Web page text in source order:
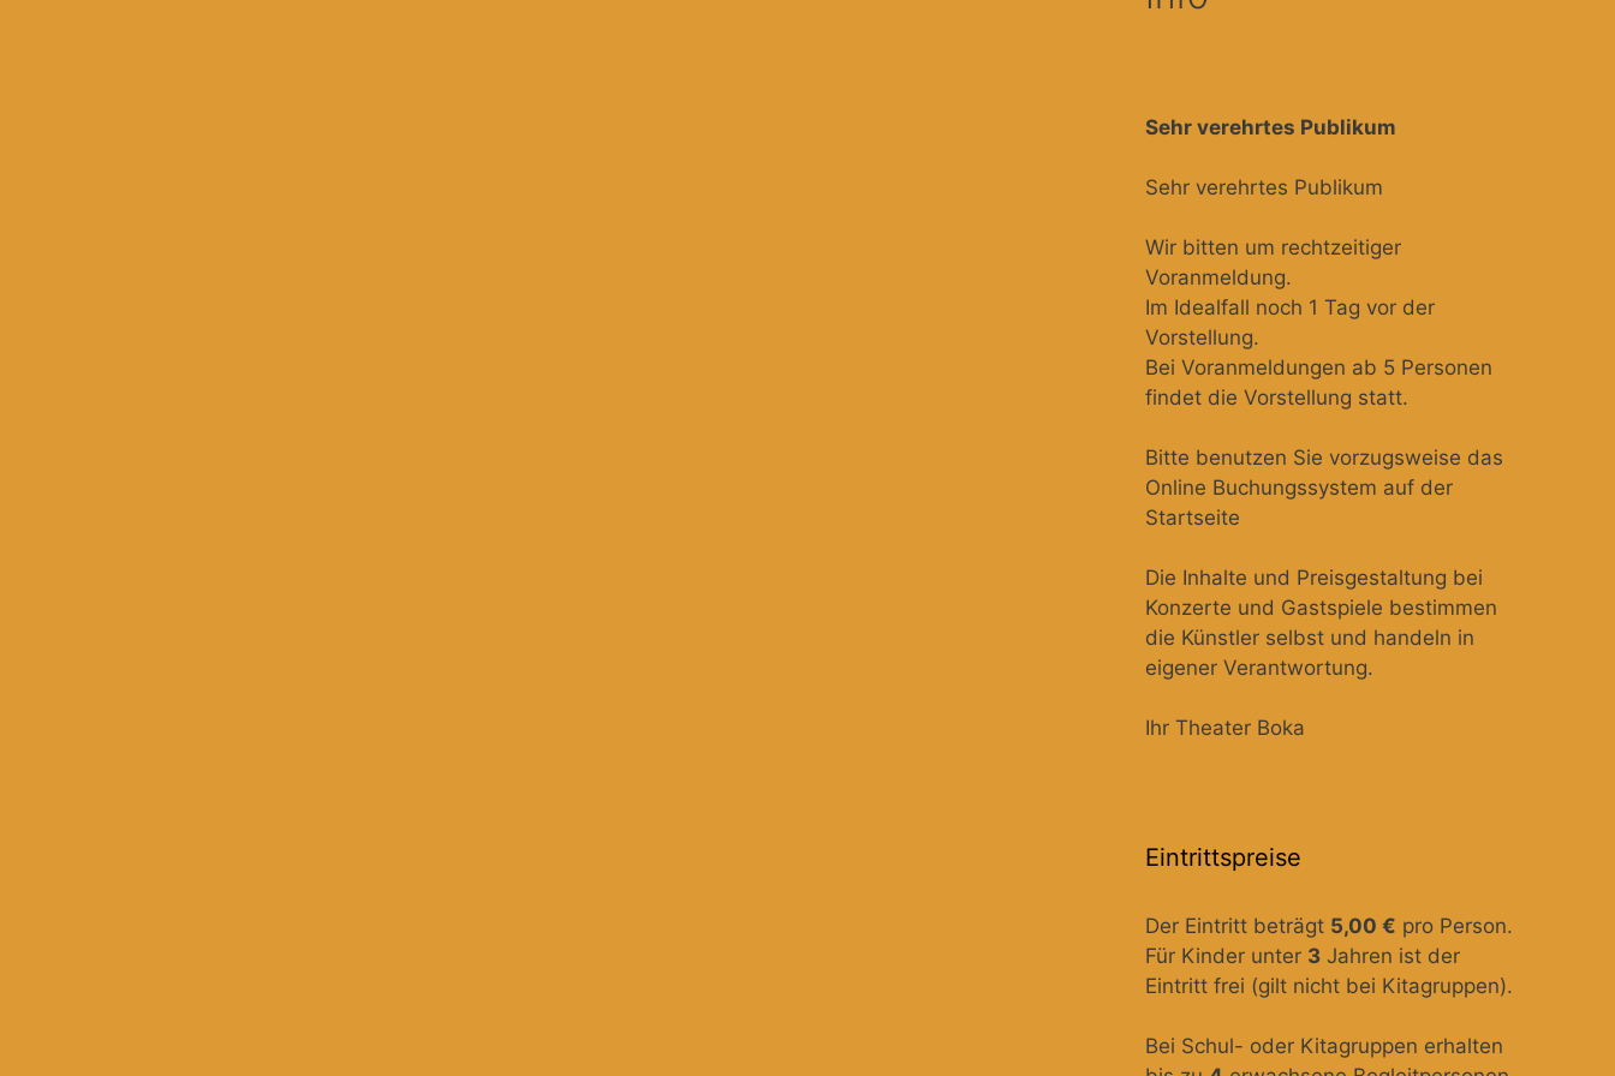
Sehr verehrtes Publikum
Sehr verehrtes Publikum
Wir bitten um rechtzeitiger
Voranmeldung.
Im Idealfall noch 1 Tag vor der
Vorstellung.
Bei Voranmeldungen ab 5 Personen
findet die Vorstellung statt.
Bitte benutzen Sie vorzugsweise das
Online Buchungssystem auf der
Startseite
Die Inhalte und Preisgestaltung bei
Konzerte und Gastspiele bestimmen
die Künstler selbst und handeln in
eigener Verantwortung.
Ihr Theater Boka
Eintrittspreise
Der Eintritt beträgt 5,00 € pro Person.
Für Kinder unter 3 Jahren ist der
Eintritt frei (gilt nicht bei Kitagruppen).
Bei Schul- oder Kitagruppen erhalten